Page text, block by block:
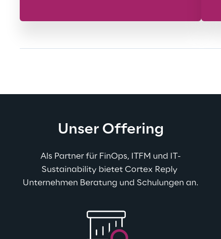
Unser Offering
Als Partner für FinOps, ITFM und IT-
Sustainability bietet Cortex Reply
Unternehmen Beratung und Schulungen an.